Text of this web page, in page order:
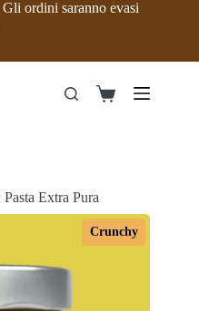
ordini saranno evasi
Carrello
Extra Pura
Crunchy